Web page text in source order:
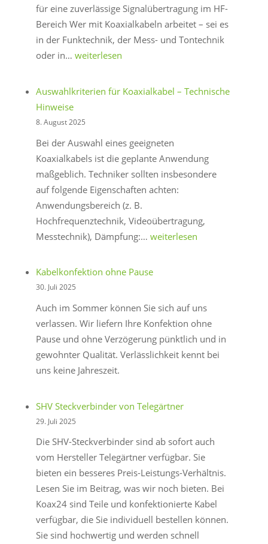
für eine zuverlässige Signalübertragung im HF-
Bereich Wer mit Koaxialkabeln arbeitet – sei es
in der Funktechnik, der Mess- und Tontechnik
oder in… Warum
Koaxialkabel
gute
sind
weiterlesen
Auswahlkriterien für Koaxialkabel – Technische
Hinweise
8. August 2025
Bei der Auswahl eines geeigneten
Koaxialkabels ist die geplante Anwendung
maßgeblich. Techniker sollten insbesondere
auf folgende Eigenschaften achten:
Anwendungsbereich (z. B.
Hochfrequenztechnik, Videoübertragung,
Messtechnik), Dämpfung:… Auswahlkriterien
Hinweise
weiterlesen
Kabelkonfektion ohne Pause
30. Juli 2025
Auch im Sommer können Sie sich auf uns
verlassen. Wir liefern Ihre Konfektion ohne
Pause und ohne Verzögerung pünktlich und in
gewohnter Qualität. Verlässlichkeit kennt bei
uns keine Jahreszeit.
SHV Steckverbinder von Telegärtner
29. Juli 2025
Die SHV-Steckverbinder sind ab sofort auch
vom Hersteller Telegärtner verfügbar. Sie
bieten ein besseres Preis-Leistungs-Verhältnis.
Lesen Sie im Beitrag, was wir noch bieten. Bei
Koax24 sind Teile und konfektionierte Kabel
verfügbar, die Sie individuell bestellen können.
Sie sind hochwertig und werden schnell